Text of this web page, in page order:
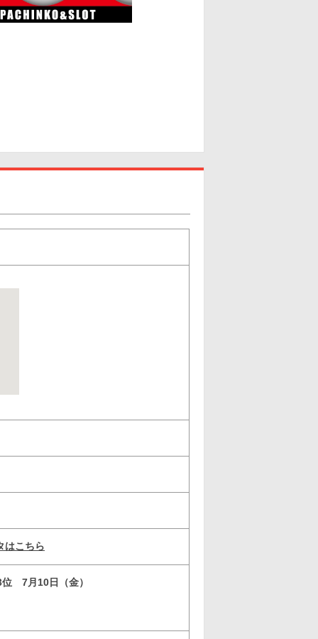
はこちら
7月10日（金）